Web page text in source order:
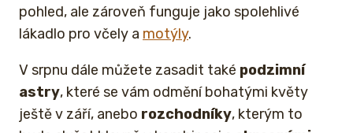
pohled, ale zároveň funguje jako spolehlivé
lákadlo pro včely a motýly.
V srpnu dále můžete zasadit také podzimní
astry, které se vám odmění bohatými květy
ještě v září, anebo rozchodníky, kterým to